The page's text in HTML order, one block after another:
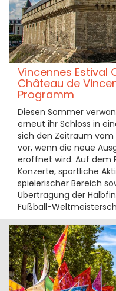
Vincennes Estival
Château de
Programm
Diesen Sommer
erneut ihr Schloss in
sich den Zeitraum vom
vor, wenn die neue
eröffnet wird. Auf dem
Konzerte, sportliche
spielerischer Bereich
Übertragung der
Fußball-